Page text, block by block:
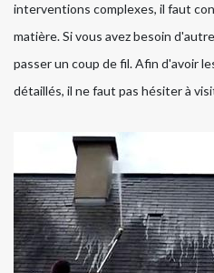
interventions complexes, il faut
matière. Si vous avez besoin
passer un coup de fil. Afin d'avoir
détaillés, il ne faut pas hésiter à